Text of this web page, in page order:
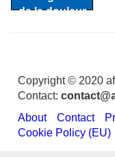
Copyright © 2020
Contact:
About
Contact
Cookie Policy (EU)